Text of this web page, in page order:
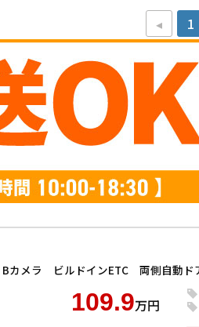
◂ 1
109.9万円